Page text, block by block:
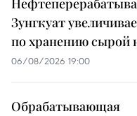
Зунгкуат
по хранению сырой
06/08/2026 19:00
Обрабатывающая